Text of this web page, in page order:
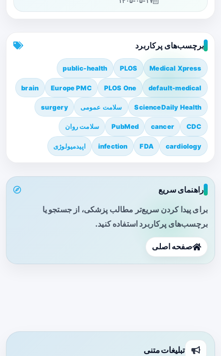
برچسب‌های پرکاربرد
Medical Xpress
PLOS
public-health
default-medical
PLOS One
Europe PMC
brain
ScienceDaily Health سلامت عمومی surgery
CDC
cancer
PubMed سلامت روان
cardiology
FDA
infection اپیدمیولوژی
راهنمای سریع
برای پیدا کردن سریع‌تر مطالب پزشکی، از جستجو یا
برچسب‌های پرکاربرد استفاده کنید.
صفحه اصلی
تبلیغات متنی